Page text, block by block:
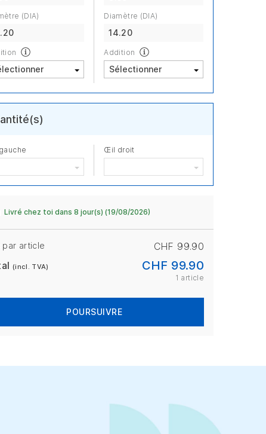
(DIA) Diamètre (DIA)
14.20
Addition
Œil droit
Livré chez toi dans 8 jour(s) (19/08/2026)
par article
CHF 99.90
(incl. TVA) CHF 99.90
1 article
POURSUIVRE